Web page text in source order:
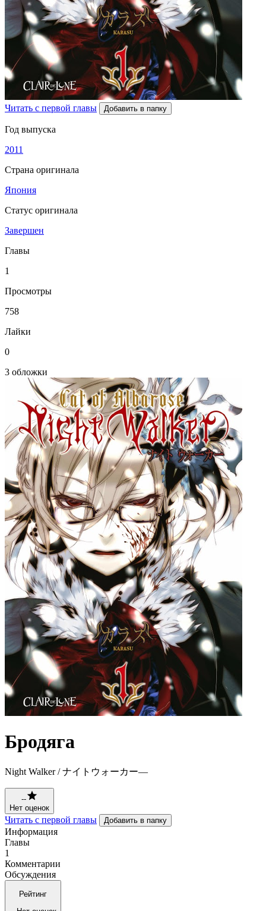
Читать с первой главы Добавить в папку
Год выпуска
2011
Страна оригинала
Япония
Статус оригинала
Завершен
Главы
1
Просмотры
758
Лайки
0
3 обложки
Бродяга
Night Walker / ナイトウォーカー―
--
Нет оценок
Читать с первой главы Добавить в папку
Информация
Главы
1
Комментарии
Обсуждения
Рейтинг